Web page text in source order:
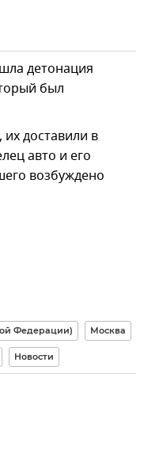
детонация
был
доставили в
авто и его
возбуждено
Федерации) Москва
Новости